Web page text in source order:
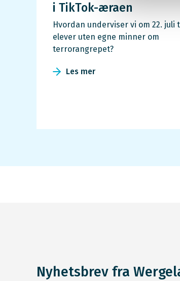
i TikTok-æraen
Hvordan underviser vi om 22. juli
elever uten egne minner om
terrorangrepet?
Les mer
Nyhetsbrev fra